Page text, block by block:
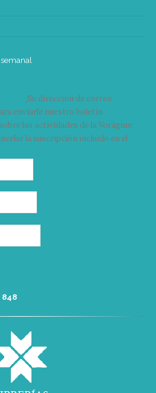
Su dirección de correo
enviarle nuestro boletín
las actividades de la Vorágine.
la suscripción incluido en el
848‬